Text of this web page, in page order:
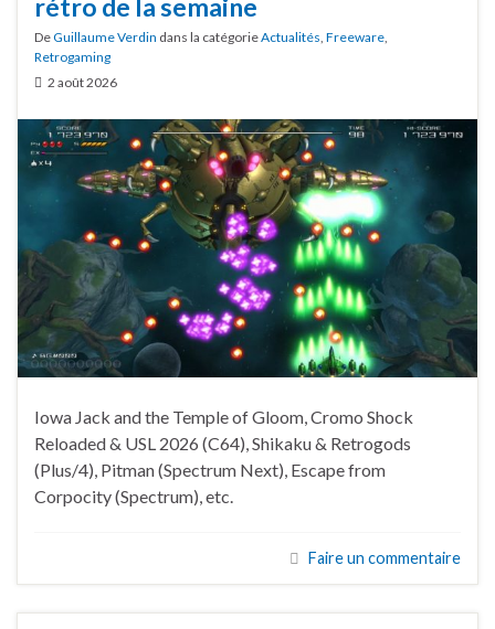
rétro de la semaine
DeGuillaume Verdin dans la catégorieActualités, Freeware,
Retrogaming
2 août 2026
Iowa Jack and the Temple of Gloom, Cromo Shock
Reloaded & USL 2026 (C64), Shikaku & Retrogods
(Plus/4), Pitman (Spectrum Next), Escape from
Corpocity (Spectrum), etc.
Faire un commentaire